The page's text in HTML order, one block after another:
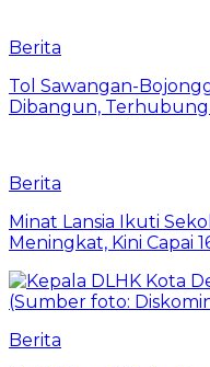
Berita
Tol Sawangan-
Dibangun,
Berita
Minat Lansia Ikuti
Meningkat, Kini Capai
Berita